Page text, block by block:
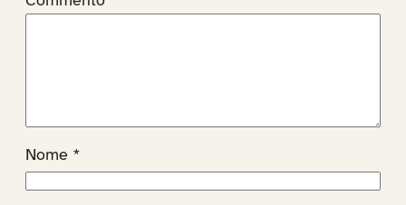
Nome *